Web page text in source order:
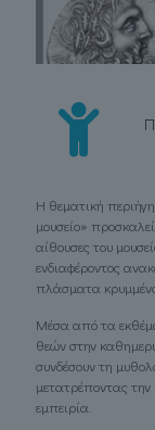
Η θεματική
μουσείο»
αίθουσες του
ενδιαφέροντος
πλάσματα
Μέσα από τα
θεών στην
συνδέσουν τη
μετατρέποντας την
εμπειρία.